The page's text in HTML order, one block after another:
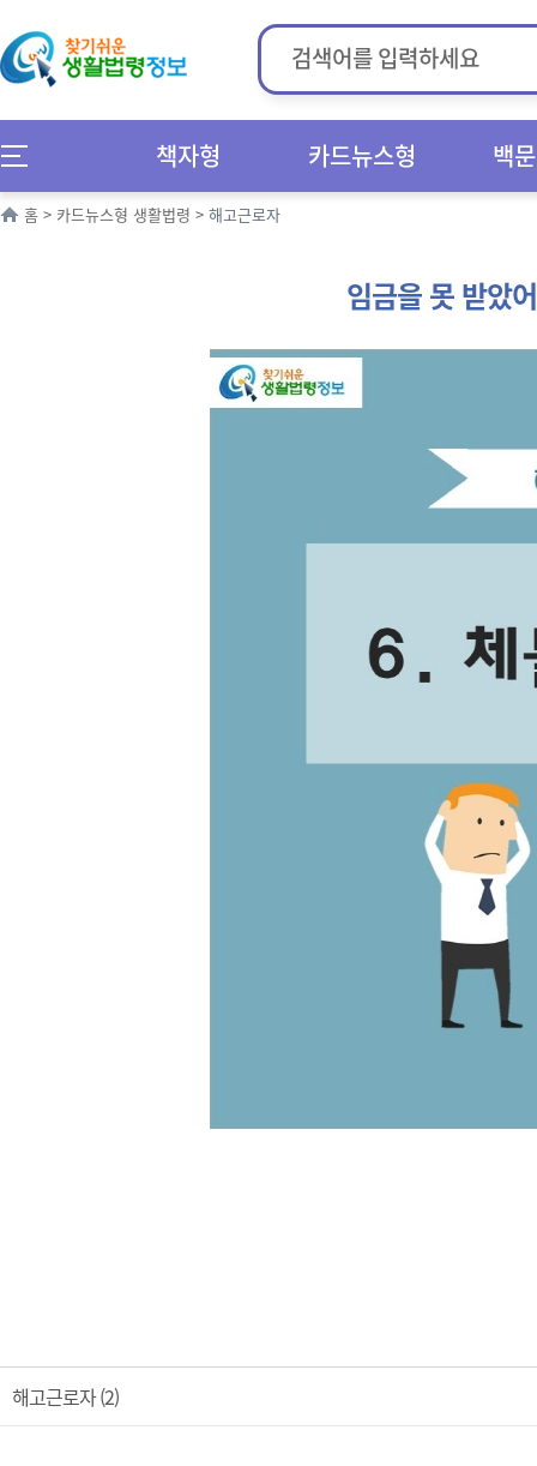
책자형 카드뉴스형 백
홈 > 카드뉴스형 생활법령 > 해고근로자
임금을 못 받았
해고근로자 (2)